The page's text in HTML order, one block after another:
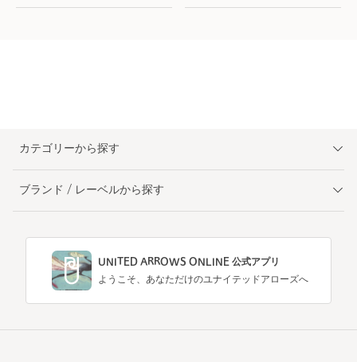
カテゴリーから探す
ブランド / レーベルから探す
UNITED ARROWS ONLINE 公式アプリ
ようこそ、あなただけのユナイテッドアローズへ